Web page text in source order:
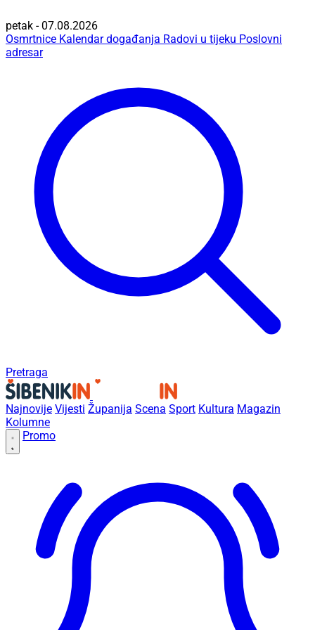
petak - 07.08.2026
Osmrtnice Kalendar događanja Radovi u tijeku Poslovni
adresar
Pretraga
Najnovije Vijesti Županija Scena Sport Kultura Magazin
Kolumne
Promo